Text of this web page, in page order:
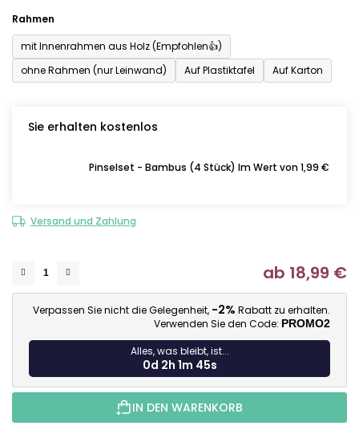
Rahmen
mit Innenrahmen aus Holz (Empfohlen👍)
ohne Rahmen (nur Leinwand)
Auf Plastiktafel Auf Karton
Sie erhalten kostenlos
Pinselset - Bambus (4 Stück) Im Wert von 1,99 €
Versand und Zahlung
ab 18,99 €
Verpassen Sie nicht die Gelegenheit, -2% Rabatt zu erhalten.
Verwenden Sie den Code: PROMO2
Alles, was bleibt, ist...
0d 2h 1m 44s
IN DEN WARENKORB